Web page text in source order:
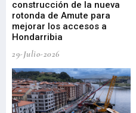
construcción de la nueva
rotonda de Amute para
mejorar los accesos a
Hondarribia
29-Julio-2026